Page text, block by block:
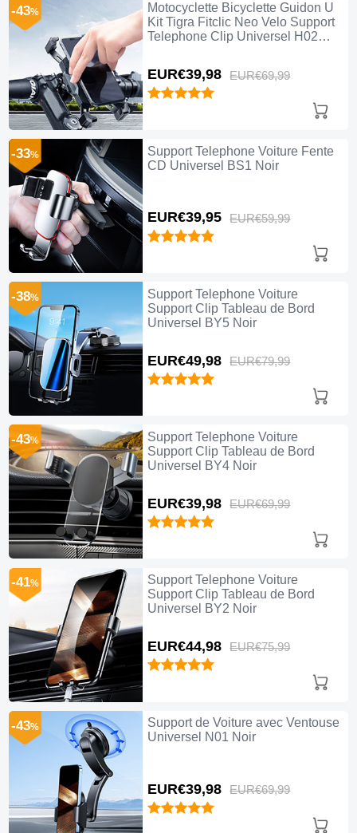
Motocyclette Bicyclette Guidon U
Kit Tigra Fitclic Neo Velo Support
Telephone Clip Universel H02
EUR€39,98 EUR€69,99
-43%
Support Telephone Voiture Fente
CD Universel BS1 Noir
EUR€39,95 EUR€59,99
-33%
Support Telephone Voiture
Support Clip Tableau de Bord
Universel BY5 Noir
EUR€49,98 EUR€79,99
-38%
Support Telephone Voiture
Support Clip Tableau de Bord
Universel BY4 Noir
EUR€39,98 EUR€69,99
-43%
Support Telephone Voiture
Support Clip Tableau de Bord
Universel BY2 Noir
EUR€44,98 EUR€75,99
-41%
Support de Voiture avec Ventouse
Universel N01 Noir
EUR€39,98 EUR€69,99
-43%